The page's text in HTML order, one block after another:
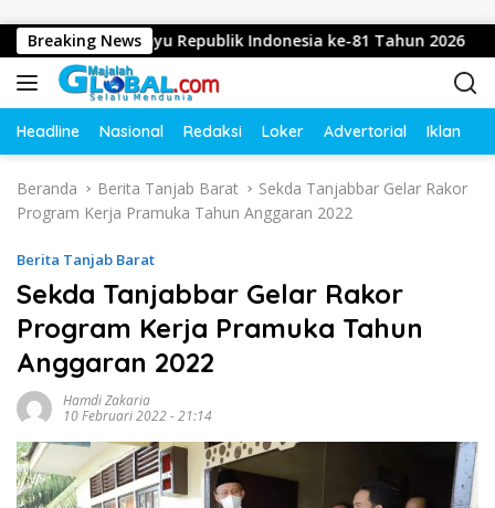
Breaking News
Dirgahayu Republik Indonesia ke-81 Tahun 2026
Headline Nasional Redaksi Loker Advertorial Iklan
Beranda Berita Tanjab Barat
Sekda Tanjabbar Gelar Rakor
Program Kerja Pramuka Tahun Anggaran 2022
Berita Tanjab Barat
Sekda Tanjabbar Gelar Rakor
Program Kerja Pramuka Tahun
Anggaran 2022
Hamdi Zakaria
10 Februari 2022 - 21:14